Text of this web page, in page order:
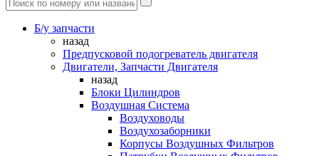
Б/у запчасти
назад
Предпусковой подогреватель двигателя
Двигатели, Запчасти Двигателя
назад
Блоки Цилиндров
Воздушная Система
Воздуховоды
Воздухозаборники
Корпусы Воздушных Фильтров